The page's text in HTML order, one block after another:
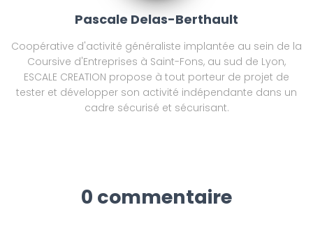
Pascale Delas-Berthault
Coopérative d'activité généraliste implantée au sein de la
Coursive d'Entreprises à Saint-Fons, au sud de Lyon,
ESCALE CREATION propose à tout porteur de projet de
tester et développer son activité indépendante dans un
cadre sécurisé et sécurisant.
0 commentaire